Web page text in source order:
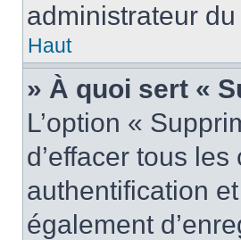
administrateur du
Haut
» À quoi sert «
L’option «
d’effacer tous
authentification
également